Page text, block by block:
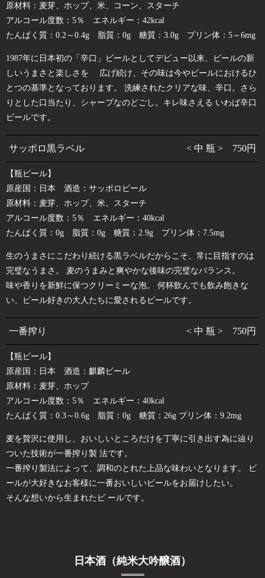
原材料：麦芽、ホップ、米、コーン、スターチ
アルコール度数：5％ エネルギー：42kcal
たんぱく質：0.2～0.4g 脂質：0g 糖質：3.0g プリン体：5～6mg
1987年に日本初の「辛口」ビールとしてデビュー以来、ビールの新
しいうまさと楽しさを 広げ続け、その味は今やビールにおけるひ
とつの基準となっております。 洗練されたクリアな味、辛口。さら
りとした口当たり、シャープなのどごし。キレ味さえる いわば辛口
ビールです。
サッポロ黒ラベル < 中 瓶 > 750円
【瓶ビール】
原産国：日本 酒造：サッポロビール
原材料：麦芽、ホップ、米、スターチ
アルコール度数：5％ エネルギー：40kcal
たんぱく質：0g 脂質：0g 糖質：2.9g プリン体：7.5mg
生のうまさにこだわり続ける黒ラベルだからこそ、常に目指すのは
完璧なうまさ。 麦のうまみと爽やかな後味の完璧なバランス。
味や香りを新鮮に保つクリーミーな泡。 何杯飲んでも飲み飽きな
い、ビール好きの大人たちに愛されるビールです。
一番搾り < 中 瓶 > 750円
【瓶ビール】
原産国：日本 酒造：麒麟ビール
原材料：麦芽、ホップ
アルコール度数：5％ エネルギー：40kcal
たんぱく質：0.3～0.6g 脂質：0g 糖質：26g プリン体：9.2mg
麦を贅沢に使用し、おいしいところだけを丁寧に引き出す為に辿り
ついた技術が一番搾り製 法です。
一番搾り製法によって、調和のとれた上品な味わいとなります。 ビ
ールが大好きなお客様に一番おいしいビールをお届けしたい。
そんな想いから生まれたビ ールです。
日本酒（純米大吟醸酒）